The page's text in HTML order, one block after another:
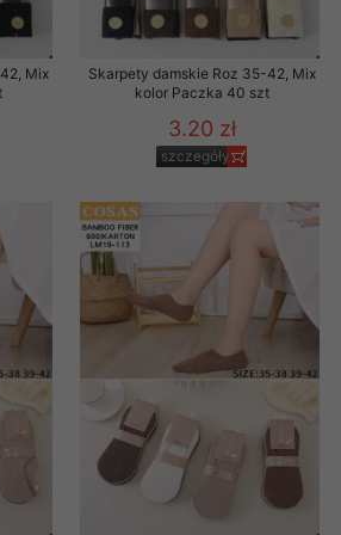
Mix
Skarpety damskie Roz 35-42, Mix
kolor Paczka 40 szt
3.20 zł
szczegóły
promocyjne wysyłamy Klientom jedynie
wysyłanego Klientowi, jeżeli
na otrzymywanie newslettera o
te dotyczą wyłącznie oferty naszego
i sugestie odnoszące się do
na email